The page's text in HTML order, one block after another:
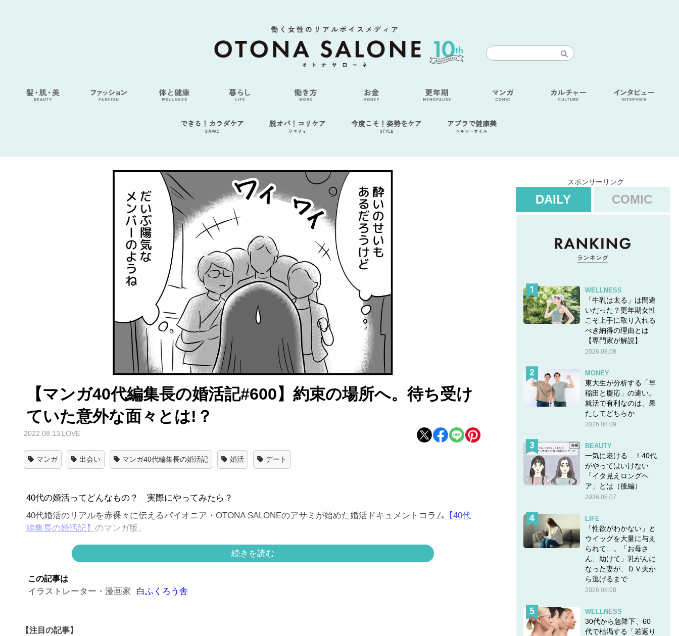
できる！カラダケア
SIXPAD
脱オバ！コリケア
リエリィ
今度こそ！姿勢をケア
STYLE
アブラで健康美
ヘルシーオイル
【マンガ40代編集長の婚活記#600】約束の場所へ。待ち受け
ていた意外な面々とは!？
2022.08.13 LOVE
マンガ 出会い マンガ40代編集長の婚活記 婚活 デート
40代の婚活ってどんなもの？ 実際にやってみたら？
40代婚活のリアルを赤裸々に伝えるパイオニア・OTONA SALONEのアサミが始めた婚活ドキュメントコラム 【40代
編集長の婚活記】のマンガ版。
マンガ版の現在は、仕事（？）で知り合ったジェントルさん（49歳・アーティスト・バツイチ）との婚活の模様を3話
連続でお届け！
続きを読む
この記事は
イラストレーター・漫画家 白ふくろう舎
【注目の記事】
スポンサーリンク
DAILY COMIC
WELLNESS
「牛乳は太る」は間違
いだった？更年期女性
こそ上手に取り入れる
べき納得の理由とは
【専門家が解説】
2026.08.08
MONEY
東大生が分析する「早
稲田と慶応」の違い。
就活で有利なのは、果
たしてどちらか
2026.08.09
BEAUTY
一気に老ける…！40代
がやってはいけない
「イタ見えロングヘ
ア」とは（後編）
2026.08.07
LIFE
「性欲がわかない」と
ウイッグを大量に与え
られて…。「お母さ
ん、助けて」乳がんに
なった妻が、ＤＶ夫か
ら逃げるまで
2026.08.08
WELLNESS
30代から急降下、60
代で枯渇する「若返り